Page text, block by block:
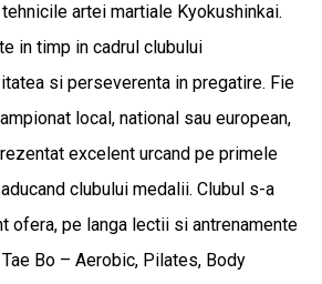
artei martiale Kyokushinkai.
in timp in cadrul clubului
si perseverenta in pregatire. Fie
local, national sau european,
excelent urcand pe primele
clubului medalii. Clubul s-a
ofera, pe langa lectii si antrenamente
Bo – Aerobic, Pilates, Body